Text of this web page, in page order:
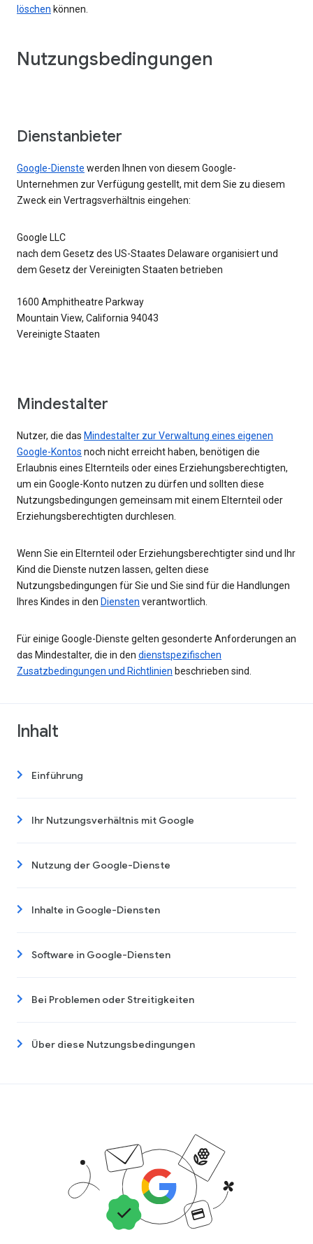
löschen können.
Nutzungsbedingungen
Dienstanbieter
Google-Dienste werden Ihnen von diesem Google-
Unternehmen zur Verfügung gestellt, mit dem Sie zu diesem
Zweck ein Vertragsverhältnis eingehen:
Google LLC
nach dem Gesetz des US-Staates Delaware organisiert und
dem Gesetz der Vereinigten Staaten betrieben
1600 Amphitheatre Parkway
Mountain View, California 94043
Vereinigte Staaten
Mindestalter
Nutzer, die das Mindestalter zur Verwaltung eines eigenen
Google-Kontos noch nicht erreicht haben, benötigen die
Erlaubnis eines Elternteils oder eines Erziehungsberechtigten,
um ein Google-Konto nutzen zu dürfen und sollten diese
Nutzungsbedingungen gemeinsam mit einem Elternteil oder
Erziehungsberechtigten durchlesen.
Wenn Sie ein Elternteil oder Erziehungsberechtigter sind und Ihr
Kind die Dienste nutzen lassen, gelten diese
Nutzungsbedingungen für Sie und Sie sind für die Handlungen
Ihres Kindes in den Diensten verantwortlich.
Für einige Google-Dienste gelten gesonderte Anforderungen an
das Mindestalter, die in den dienstspezifischen
Zusatzbedingungen und Richtlinien beschrieben sind.
Inhalt
Einführung
Ihr Nutzungsverhältnis mit Google
Nutzung der Google-Dienste
Inhalte in Google-Diensten
Software in Google-Diensten
Bei Problemen oder Streitigkeiten
Über diese Nutzungsbedingungen